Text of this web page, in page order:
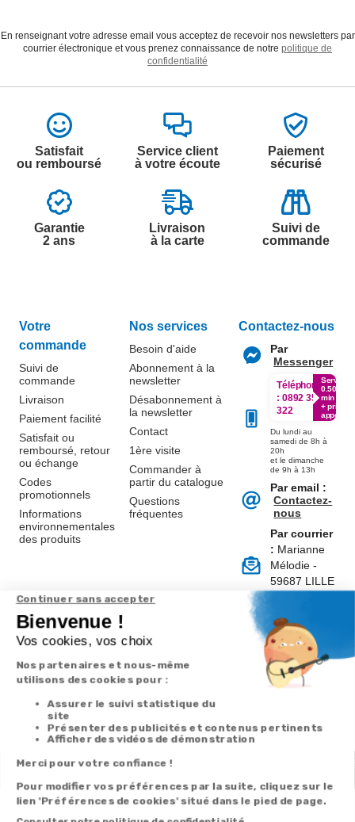
En renseignant votre adresse email vous acceptez de recevoir nos newsletters par
courrier électronique et vous prenez connaissance de notre politique de
confidentialité
Satisfait
ou remboursé
Service client
à votre écoute
Paiement
sécurisé
Garantie
2 ans
Livraison
à la carte
Suivi de
commande
Votre
commande
Suivi de
commande
Livraison
Paiement facilité
Satisfait ou
remboursé, retour
ou échange
Codes
promotionnels
Informations
environnementales
des produits
Nos services
Besoin d'aide
Abonnement à la
newsletter
Désabonnement à
la newsletter
Contact
1ère visite
Commander à
partir du catalogue
Questions
fréquentes
A propos de
nous
Partenariats
Avis Clients
Contactez-nous
Par
Messenger
Téléphone
: 0892 350
322
Service
0.50€ /
min
+ prix
appel
Du lundi au
samedi de 8h à
20h
et le dimanche
de 9h à 13h
Par email :
Contactez-
nous
Par courrier
: Marianne
Mélodie -
59687 LILLE
Suivez-nous
Données
personnelles et
cookies
Paramétrer
les cookies
vente